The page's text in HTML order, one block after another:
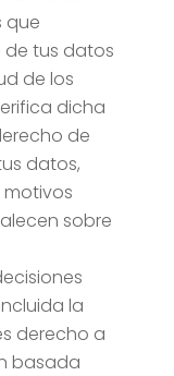
que
tus datos
de los
dicha
de
datos,
motivos
sobre
la
derecho a
basada